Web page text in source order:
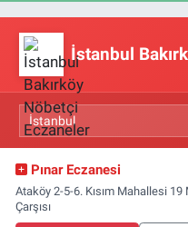
İstanbul
Pınar Eczanesi
Ataköy 2-5-6. Kısım Mahallesi 19
Çarşısı